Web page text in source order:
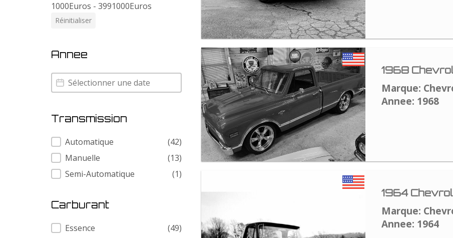
1000Euros - 3991000Euros
Réinitialiser
Annee
Annee
Annee
Transmission
Transmission
Automatique
(42)
Manuelle
(13)
Semi-Automatique
(1)
Carburant
Carburant
Essence
(49)
1968
Marque:
Annee: 1968
1964
Marque:
Annee: 1964